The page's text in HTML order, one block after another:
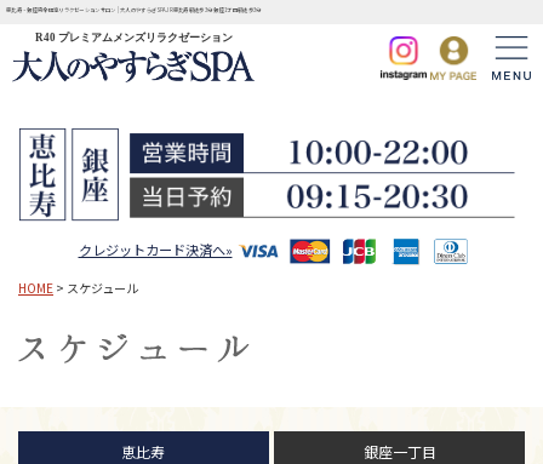
恵比寿・銀座完全個室リラクゼーションサロン | 大人のやすらぎSPA JR恵比寿駅徒歩3分 銀座1丁目駅徒歩3分
R40 プレミアムメンズリラクゼーション
クレジットカード決済へ»
HOME > スケジュール
恵比寿 銀座一丁目